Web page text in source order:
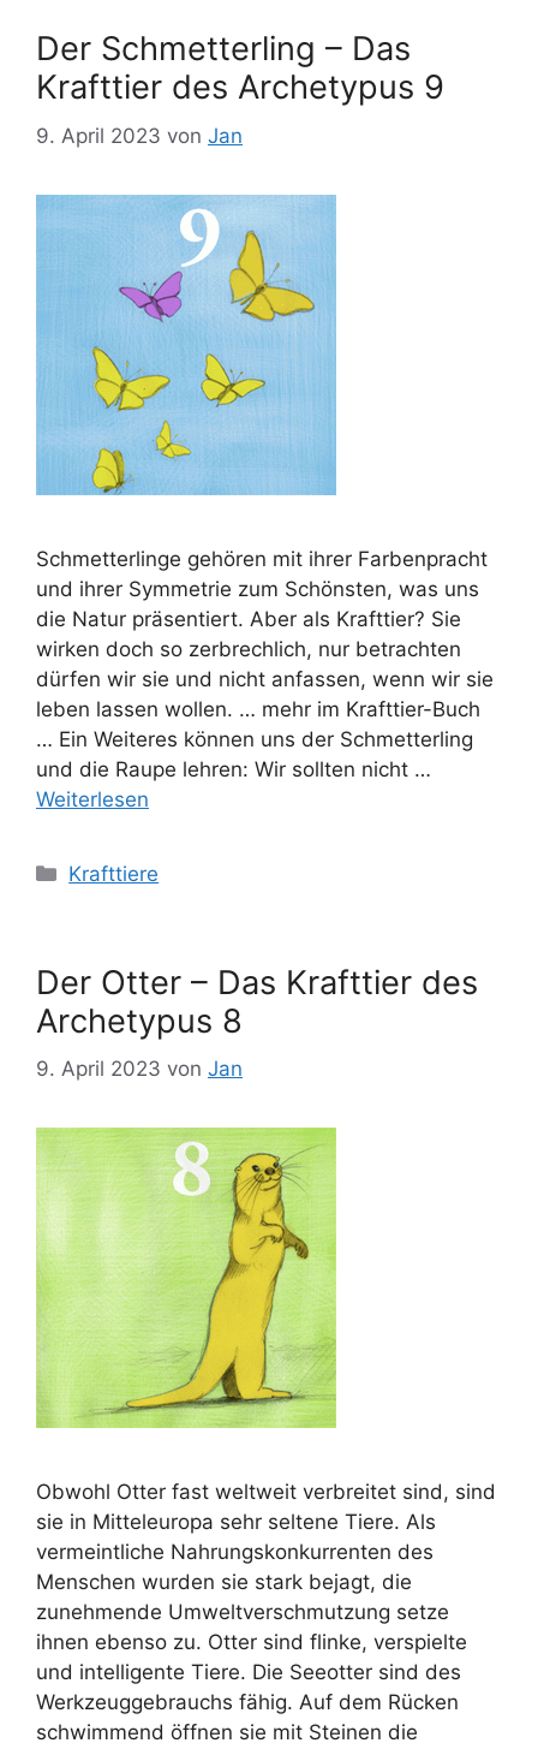
Der Schmetterling – Das
Krafttier des Archetypus 9
9. April 2023 von Jan
Schmetterlinge gehören mit ihrer Farbenpracht
und ihrer Symmetrie zum Schönsten, was uns
die Natur präsentiert. Aber als Krafttier? Sie
wirken doch so zerbrechlich, nur betrachten
dürfen wir sie und nicht anfassen, wenn wir sie
leben lassen wollen. … mehr im Krafttier-Buch
… Ein Weiteres können uns der Schmetterling
und die Raupe lehren: Wir sollten nicht …
Weiterlesen
Kategorien
Krafttiere
Der Otter – Das Krafttier des
Archetypus 8
9. April 2023 von Jan
Obwohl Otter fast weltweit verbreitet sind, sind
sie in Mitteleuropa sehr seltene Tiere. Als
vermeintliche Nahrungskonkurrenten des
Menschen wurden sie stark bejagt, die
zunehmende Umweltverschmutzung setze
ihnen ebenso zu. Otter sind flinke, verspielte
und intelligente Tiere. Die Seeotter sind des
Werkzeuggebrauchs fähig. Auf dem Rücken
schwimmend öffnen sie mit Steinen die